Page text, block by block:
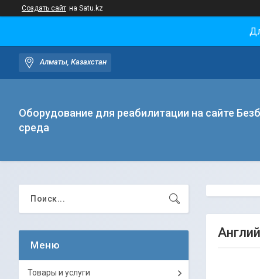
Создать сайт на Satu.kz
Алматы, Казахстан
Оборудование для реабилитации на сайте
среда
Товары и услуги